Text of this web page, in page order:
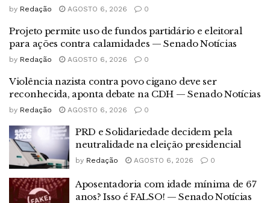
by Redação AGOSTO 6, 2026 0
Projeto permite uso de fundos partidário e eleitoral
para ações contra calamidades — Senado Notícias
by Redação AGOSTO 6, 2026 0
Violência nazista contra povo cigano deve ser
reconhecida, aponta debate na CDH — Senado Notícias
by Redação AGOSTO 6, 2026 0
PRD e Solidariedade decidem pela
neutralidade na eleição presidencial
by Redação AGOSTO 6, 2026 0
Aposentadoria com idade mínima de 67
anos? Isso é FALSO! — Senado Notícias